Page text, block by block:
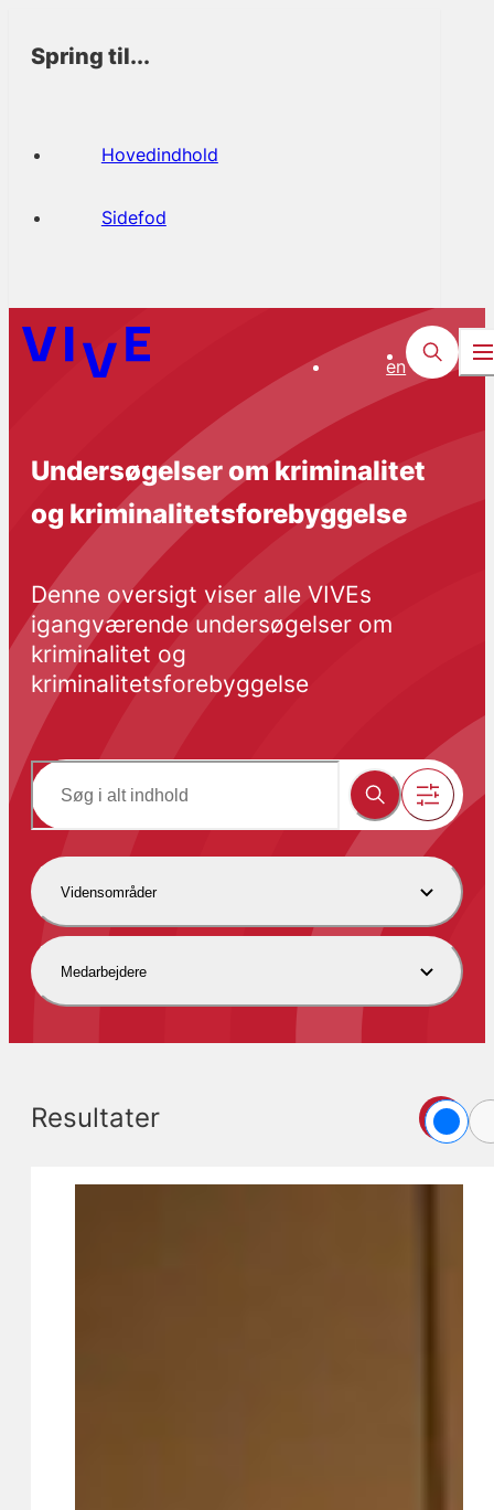
Spring til...
Hovedindhold
Sidefod
en
Undersøgelser om kriminalitet
og kriminalitetsforebyggelse
Denne oversigt viser alle VIVEs
igangværende undersøgelser om
kriminalitet og
kriminalitetsforebyggelse
Vidensområder
Medarbejdere
Resultater